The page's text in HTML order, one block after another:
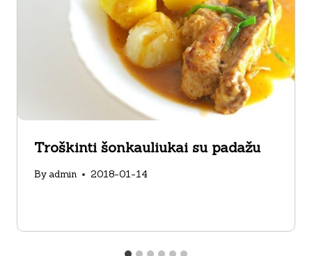
Troškinti šonkauliukai su padažu
By admin 2018-01-14